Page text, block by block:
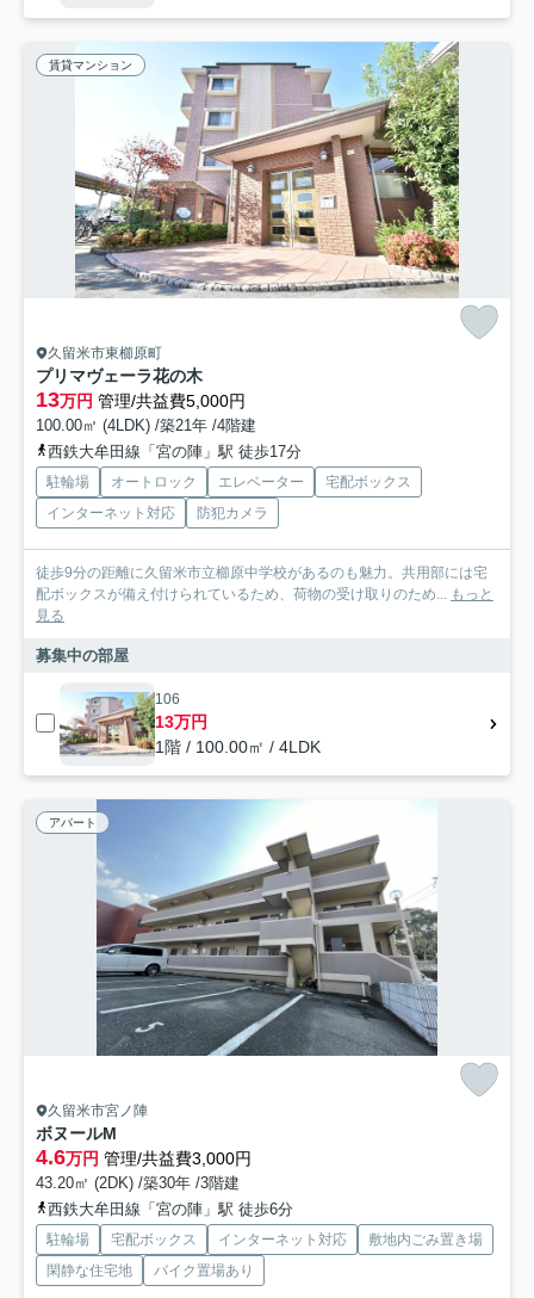
賃貸マンション
久留米市東櫛原町
プリマヴェーラ花の木
13万円 管理/共益費5,000円
100.00㎡ (4LDK) /築21年 /4階建
西鉄大牟田線「宮の陣」駅 徒歩17分
駐輪場 オートロック エレベーター
宅配ボックス
インターネット対応
防犯カメラ
徒歩9分の距離に久留米市立櫛原中学校があるのも魅力。共用部には宅
配ボックスが備え付けられているため、荷物の受け取りのため...
もっと
見る
募集中の部屋
106
13万円
1階 / 100.00㎡ / 4LDK
アパート
久留米市宮ノ陣
ボヌールM
4.6万円 管理/共益費3,000円
43.20㎡ (2DK) /築30年 /3階建
西鉄大牟田線「宮の陣」駅 徒歩6分
駐輪場 宅配ボックス インターネット対応
敷地内ごみ置き場
閑静な住宅地
バイク置場あり